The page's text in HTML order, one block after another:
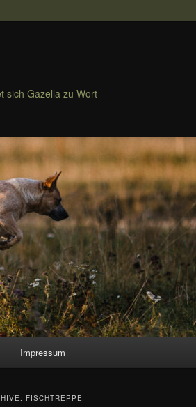
sich Gazella zu Wort
Impressum
FISCHTREPPE